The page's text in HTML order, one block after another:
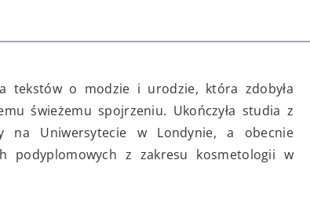
tekstów o modzie i urodzie, która zdobyła
świeżemu spojrzeniu. Ukończyła studia z
na Uniwersytecie w Londynie, a obecnie
podyplomowych z zakresu kosmetologii w